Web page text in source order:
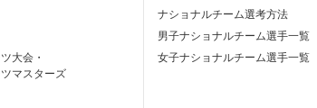
大会・
マスターズ
ナショナルチーム選考方法
男子ナショナルチーム選手一覧
女子ナショナルチーム選手一覧